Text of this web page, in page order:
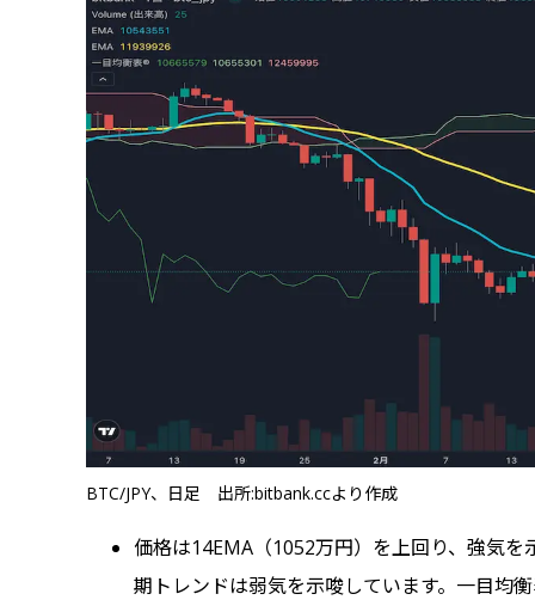
BTC/JPY、日足 出所:bitbank.ccより作成
価格は14EMA（1052万円）を上回り、強気
期トレンドは弱気を示唆しています。一目均